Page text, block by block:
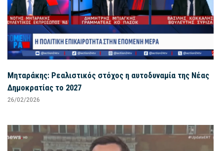
Μηταράκης: Ρεαλιστικός στόχος η αυτοδυναμία της Νέας
Δημοκρατίας το 2027
26/02/2026